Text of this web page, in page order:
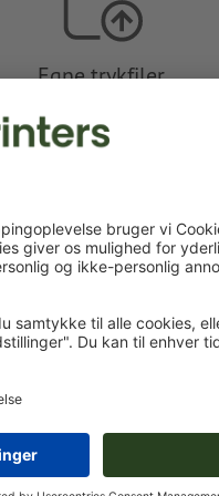
Egne trykfiler
dine trykfiler før eller efter
Upload nu